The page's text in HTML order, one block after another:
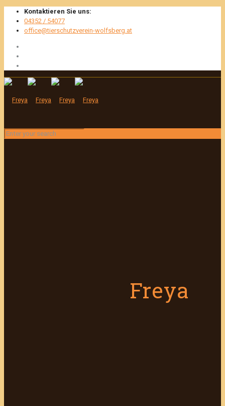
Kontaktieren Sie uns:
04352 / 54077
office@tierschutzverein-wolfsberg.at
Freya